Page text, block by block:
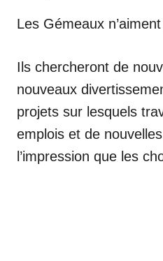
Les Gémeaux
Ils chercheront de
nouveaux
projets sur lesquels
emplois et de
l’impression que les